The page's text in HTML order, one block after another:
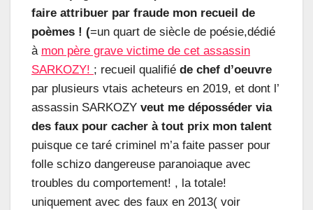
faire attribuer par fraude mon recueil de
poèmes ! (=un quart de siècle de poésie,dédié
à mon père grave victime de cet assassin
SARKOZY! ; recueil qualifié de chef d’oeuvre
par plusieurs vtais acheteurs en 2019, et dont l’
assassin SARKOZY veut me déposséder via
des faux pour cacher à tout prix mon talent
puisque ce taré criminel m’a faite passer pour
folle schizo dangereuse paranoiaque avec
troubles du comportement! , la totale!
uniquement avec des faux en 2013( voir